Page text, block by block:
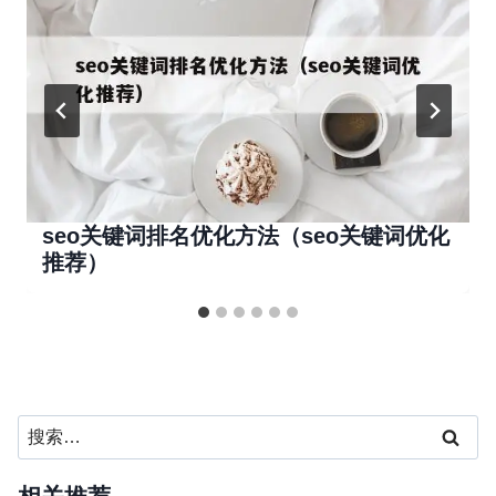
seo关键词排名优化方法（seo关键词优化
推荐）
搜
索：